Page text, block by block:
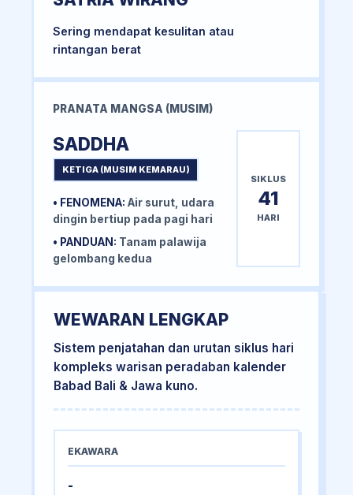
Sering mendapat kesulitan atau
rintangan berat
PRANATA MANGSA (MUSIM)
SADDHA
KETIGA (MUSIM KEMARAU)
• FENOMENA: Air surut, udara
dingin bertiup pada pagi hari
• PANDUAN: Tanam palawija
gelombang kedua
SIKLUS
41
HARI
WEWARAN LENGKAP
Sistem penjatahan dan urutan siklus hari
kompleks warisan peradaban kalender
Babad Bali & Jawa kuno.
EKAWARA
-